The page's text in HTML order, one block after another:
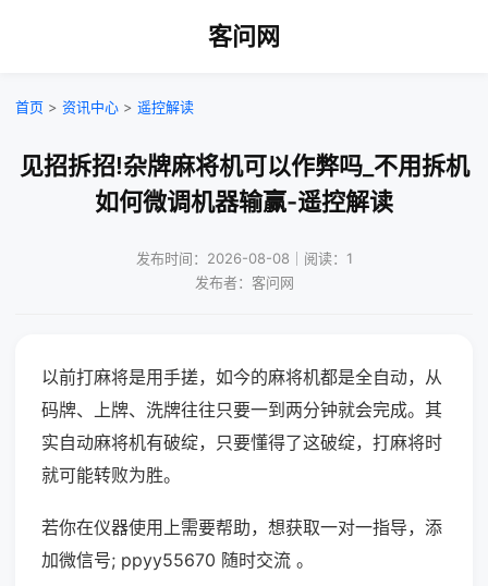
客问网
首页 > 资讯中心 > 遥控解读
见招拆招!杂牌麻将机可以作弊吗_不用拆机
如何微调机器输赢-遥控解读
发布时间：2026-08-08｜阅读：1
发布者：客问网
以前打麻将是用手搓，如今的麻将机都是全自动，从
码牌、上牌、洗牌往往只要一到两分钟就会完成。其
实自动麻将机有破绽，只要懂得了这破绽，打麻将时
就可能转败为胜。
若你在仪器使用上需要帮助，想获取一对一指导，添
加微信号; ppyy55670 随时交流 。